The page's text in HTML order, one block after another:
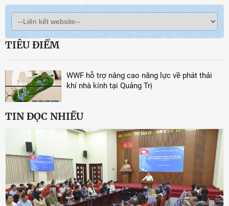
TIÊU ĐIỂM
WWF hỗ trợ nâng cao năng lực về phát thải
khí nhà kính tại Quảng Trị
TIN ĐỌC NHIỀU